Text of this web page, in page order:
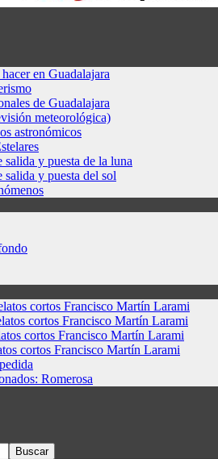
en Guadalajara
de Guadalajara
meteorológica)
astronómicos
salida y puesta de la luna
salida y puesta del sol
cortos Francisco Martín Larami
cortos Francisco Martín Larami
cortos Francisco Martín Larami
cortos Francisco Martín Larami
Romerosa